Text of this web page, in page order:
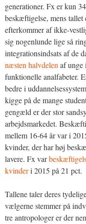
generationer. Fx er kun
beskæftigelse, mens
efterkommer af ikke-
sig nogenlunde lige så
integrationsindsats af de
næsten halvdelen af unge
funktionelle analfabeter.
bedre i
kigge på de mange
gengæld er der stor
arbejdsmarkedet.
mellem 16-64 år var i
kvinder, der har høj
lavere. Fx var
kvinderi 2015 på 21 pct.
Tallene taler deres
vælgerne stemmer på
tre antropologer er der